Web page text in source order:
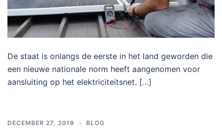
De staat is onlangs de eerste in het land geworden die
een nieuwe nationale norm heeft aangenomen voor
aansluiting op het elektriciteitsnet. […]
DECEMBER 27, 2019 BLOG